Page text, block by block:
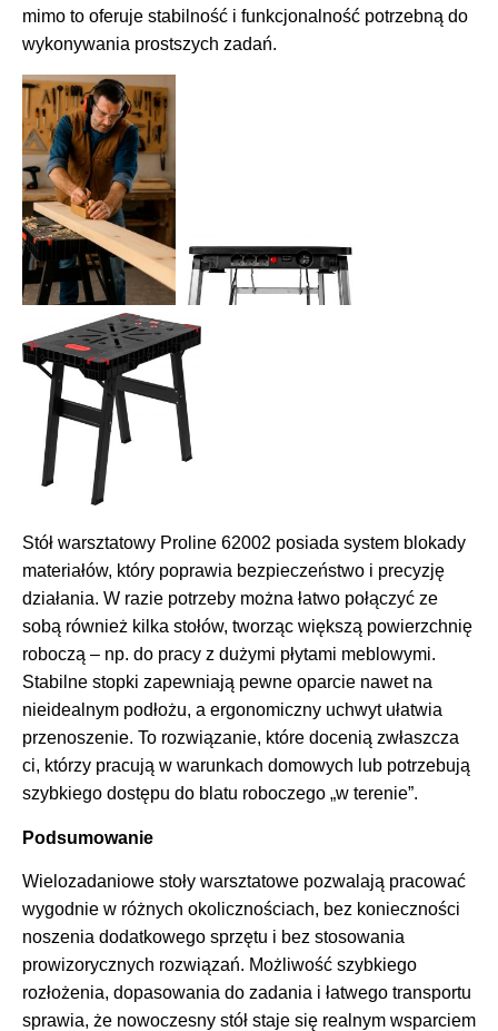
mimo to oferuje stabilność i funkcjonalność potrzebną do
wykonywania prostszych zadań.
Stół warsztatowy Proline 62002 posiada system blokady
materiałów, który poprawia bezpieczeństwo i precyzję
działania. W razie potrzeby można łatwo połączyć ze
sobą również kilka stołów, tworząc większą powierzchnię
roboczą – np. do pracy z dużymi płytami meblowymi.
Stabilne stopki zapewniają pewne oparcie nawet na
nieidealnym podłożu, a ergonomiczny uchwyt ułatwia
przenoszenie. To rozwiązanie, które docenią zwłaszcza
ci, którzy pracują w warunkach domowych lub potrzebują
szybkiego dostępu do blatu roboczego „w terenie”.
Podsumowanie
Wielozadaniowe stoły warsztatowe pozwalają pracować
wygodnie w różnych okolicznościach, bez konieczności
noszenia dodatkowego sprzętu i bez stosowania
prowizorycznych rozwiązań. Możliwość szybkiego
rozłożenia, dopasowania do zadania i łatwego transportu
sprawia, że nowoczesny stół staje się realnym wsparciem